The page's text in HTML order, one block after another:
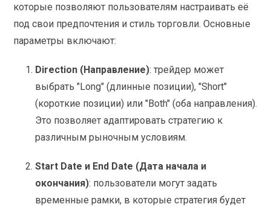
которые позволяют пользователям настраивать её
под свои предпочтения и стиль торговли. Основные
параметры включают:
Direction (Направление): трейдер может
выбрать "Long" (длинные позиции), "Short"
(короткие позиции) или "Both" (оба направления).
Это позволяет адаптировать стратегию к
различным рыночным условиям.
Start Date и End Date (Дата начала и
окончания): пользователи могут задать
временные рамки, в которые стратегия будет